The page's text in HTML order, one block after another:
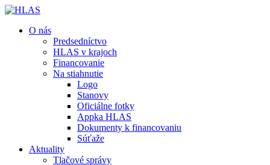
O nás
Predsedníctvo
HLAS v krajoch
Financovanie
Na stiahnutie
Logo
Stanovy
Oficiálne fotky
Appka HLAS
Dokumenty k financovaniu
Súťaže
Aktuality
Tlačové správy